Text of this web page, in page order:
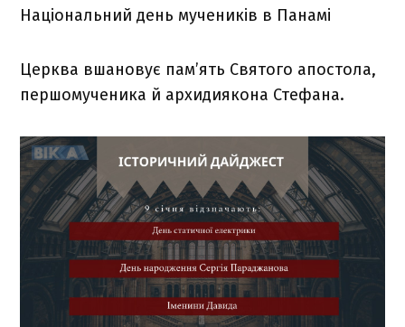
Національний день мучеників в Панамі
Церква вшановує пам’ять Святого апостола,
першомученика й архидиякона Стефана.